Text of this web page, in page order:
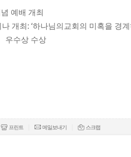
예배 개최
개최: ‘하나님의교회의 미혹을 경계
우수상 수상
프린트 메일보내기 스크랩